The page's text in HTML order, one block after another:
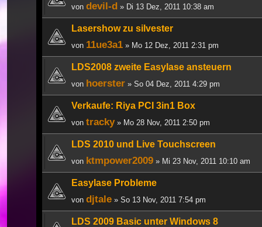
von devil-d » Di 13 Dez, 2011 10:38 am
Lasershow zu silvester
von 11ue3a1 » Mo 12 Dez, 2011 2:31 pm
LDS2008 zweite Easylase ansteuern
von hoerster » So 04 Dez, 2011 4:29 pm
Verkaufe: Riya PCI 3in1 Box
von tracky» Mo 28 Nov, 2011 2:50 pm
LDS 2010 und Live Touchscreen
von ktmpower2009 » Mi 23 Nov, 2011 10:10 am
Easylase Probleme
von djtale » So 13 Nov, 2011 7:54 pm
LDS 2009 Basic unter Windows 8